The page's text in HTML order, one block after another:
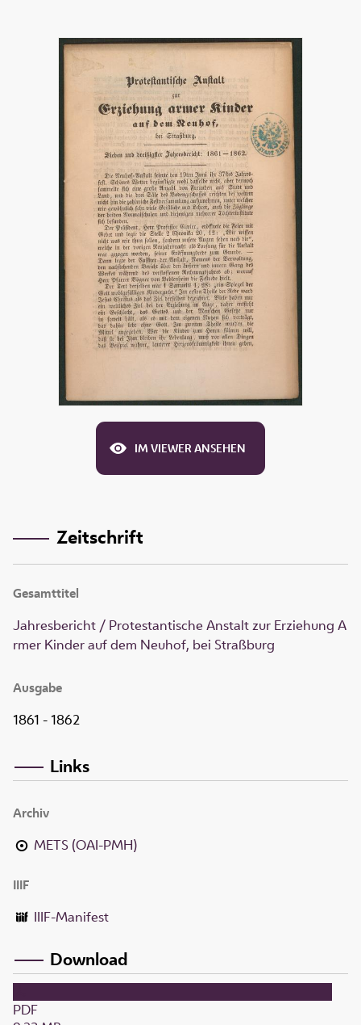
IM VIEWER ANSEHEN
Zeitschrift
Gesamttitel
Jahresbericht / Protestantische Anstalt zur Erziehung A
rmer Kinder auf dem Neuhof, bei Straßburg
Ausgabe
1861 - 1862
Links
Archiv
METS (OAI-PMH)
IIIF
IIIF-Manifest
Download
PDF